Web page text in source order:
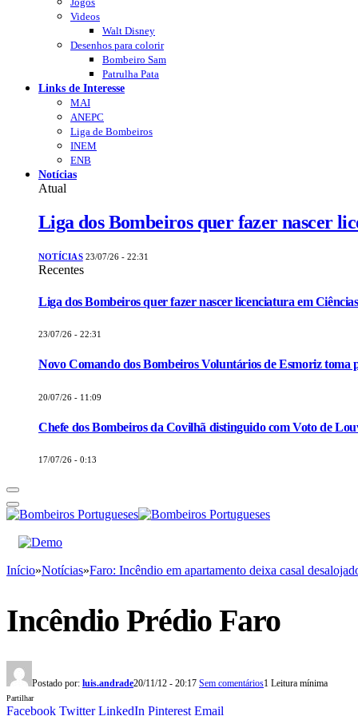
Videos
Walt Disney
Desenhos para colorir
Bombeiro Sam
Patrulha Pata
Links de Interesse
MAI
ANEPC
Liga de Bombeiros
INEM
ENB
Notícias
Atual
Liga dos Bombeiros quer fazer nascer
NOTÍCIAS 23/07/26 - 22:31
Recentes
Liga dos Bombeiros quer fazer nascer licenciatura em
23/07/26 - 22:31
Novo Comando dos Bombeiros Voluntários de Esmoriz toma
20/07/26 - 11:09
Chefe dos Bombeiros da Covilhã distinguido com Voto de
17/07/26 - 0:13
Início»Notícias»Faro: Incêndio em apartamento deixa casal
Incêndio Prédio Faro
Postado por: luis.andrade20/11/12 - 20:17 Sem comentários1 Leitura mínima
Partilhar
Facebook Twitter LinkedIn Pinterest Email